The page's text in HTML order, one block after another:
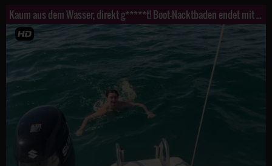
Kaum aus dem Wasser, direkt g*****t! Boot-Nacktbaden endet mit Schlucken!